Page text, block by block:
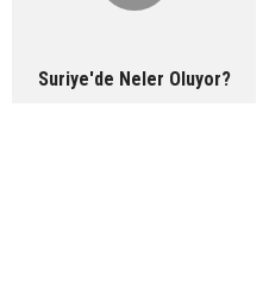
Suriye'de Neler Oluyor?